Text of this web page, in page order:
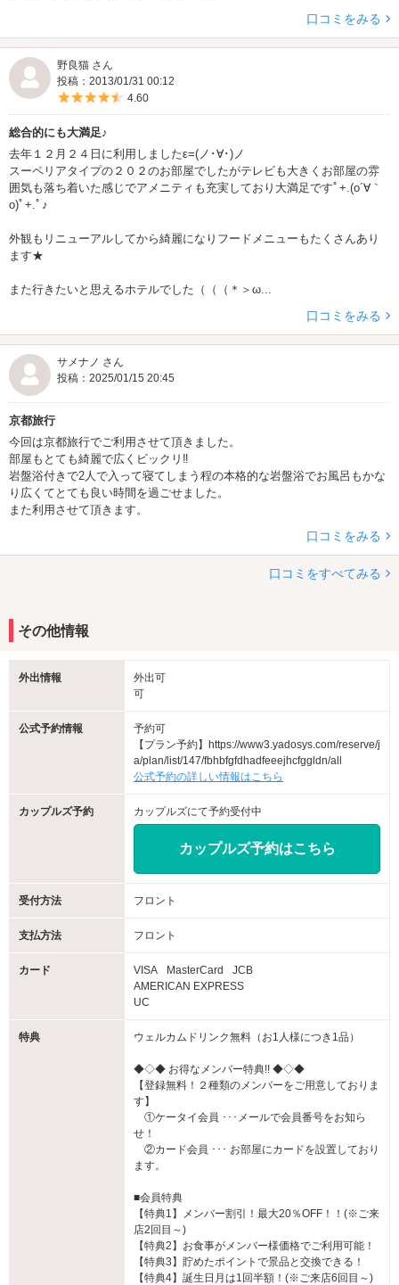
癒しプラン・ パーティ
ープラン・ファミリープラン・ビジネスプラン
口コミをみる
野良猫 さん
投稿：2013/01/31 00:12
5つ星のうち4.5
4.60
総合的にも大満足♪
去年１２月２４日に利用しましたε=(ノ･∀･)ノ
スーペリアタイプの２０２のお部屋でしたがテレビも大きくお部屋の雰
囲気も落ち着いた感じでアメニティも充実しており大満足ですﾟ+.(o´∀｀
o)ﾟ+.ﾟ♪
外観もリニューアルしてから綺麗になりフードメニューもたくさんあり
ます★
また行きたいと思えるホテルでした（（（＊＞ω...
口コミをみる
サメナノ さん
投稿：2025/01/15 20:45
京都旅行
今回は京都旅行でご利用させて頂きました。
部屋もとても綺麗で広くビックリ‼︎
岩盤浴付きで2人で入って寝てしまう程の本格的な岩盤浴でお風呂もかな
り広くてとても良い時間を過ごせました。
また利用させて頂きます。
口コミをみる
口コミをすべてみる
その他情報
外出情報
外出可
可
公式予約情報
予約可
【プラン予約】https://www3.yadosys.com/reserve/j
a/plan/list/147/fbhbfgfdhadfeeejhcfggldn/all
公式予約の詳しい情報はこちら
カップルズ予約 カップルズにて予約受付中
カップルズ予約はこちら
受付方法 フロント
支払方法 フロント
カード VISA MasterCard
JCB
AMERICAN EXPRESS
UC
特典 ウェルカムドリンク無料（お1人様につき1品）
◆◇◆ お得なメンバー特典!! ◆◇◆
【登録無料！２種類のメンバーをご用意しておりま
す】
①ケータイ会員 ･･･メールで会員番号をお知ら
せ！
②カード会員 ･･･ お部屋にカードを設置しており
ます。
■会員特典
【特典1】メンバー割引！最大20％OFF！！(※ご来
店2回目～)
【特典2】お食事がメンバー様価格でご利用可能！
【特典3】貯めたポイントで景品と交換できる！
【特典4】誕生日月は1回半額！(※ご来店6回目～)